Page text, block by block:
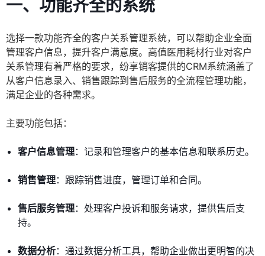
一、功能齐全的系统
选择一款功能齐全的客户关系管理系统，可以帮助企业全面
管理客户信息，提升客户满意度。高值医用耗材行业对客户
关系管理有着严格的要求，纷享销客提供的CRM系统涵盖了
从客户信息录入、销售跟踪到售后服务的全流程管理功能，
满足企业的各种需求。
主要功能包括：
客户信息管理：记录和管理客户的基本信息和联系历史。
销售管理：跟踪销售进度，管理订单和合同。
售后服务管理：处理客户投诉和服务请求，提供售后支
持。
数据分析：通过数据分析工具，帮助企业做出更明智的决